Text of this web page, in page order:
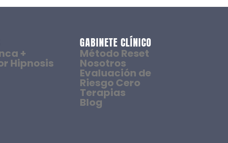
+
Hipnosis
GABINETE CLÍNICO
Método Reset
Nosotros
Evaluación de
Riesgo Cero
Terapias
Blog